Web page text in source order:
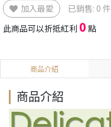
加入最愛
已銷售: 0 件
此商品可以折抵紅利 0 點
商品介紹
商品介紹